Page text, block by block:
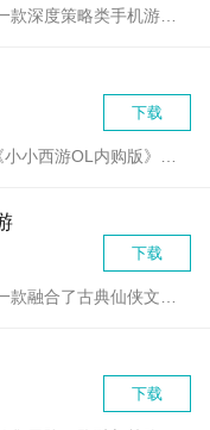
下载
下载
下载